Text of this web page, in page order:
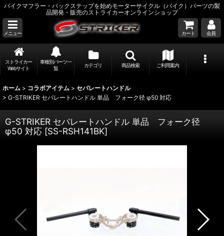
バイクマフラー・バックステップを始めモーターサイクル（バイク）パーツの製
品開発・販売のストライカーオンラインショップ
メニュー カート 会員
ストライカー
Webサイト
車種別パーツ一
覧
カテゴリ 商品検索 ご利用案内
ホーム > コラボアイテム > セパレートハンドル
> G-STRIKER セパレートハンドル 単品 フォーク径 φ50 対応
G-STRIKER セパレートハンドル 単品 フォーク径
φ50 対応 [SS-RSH141BK]